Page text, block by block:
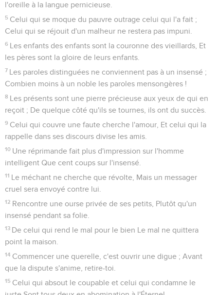
l'oreille à la langue pernicieuse.
5 Celui qui se moque du pauvre outrage celui qui l'a fait ;
Celui qui se réjouit d'un malheur ne restera pas impuni.
6 Les enfants des enfants sont la couronne des vieillards, Et
les pères sont la gloire de leurs enfants.
7 Les paroles distinguées ne conviennent pas à un insensé ;
Combien moins à un noble les paroles mensongères !
8 Les présents sont une pierre précieuse aux yeux de qui en
reçoit ; De quelque côté qu'ils se tournes, ils ont du succès.
9 Celui qui couvre une faute cherche l'amour, Et celui qui la
rappelle dans ses discours divise les amis.
10 Une réprimande fait plus d'impression sur l'homme
intelligent Que cent coups sur l'insensé.
11 Le méchant ne cherche que révolte, Mais un messager
cruel sera envoyé contre lui.
12 Rencontre une ourse privée de ses petits, Plutôt qu'un
insensé pendant sa folie.
13 De celui qui rend le mal pour le bien Le mal ne quittera
point la maison.
14 Commencer une querelle, c'est ouvrir une digue ; Avant
que la dispute s'anime, retire-toi.
15 Celui qui absout le coupable et celui qui condamne le